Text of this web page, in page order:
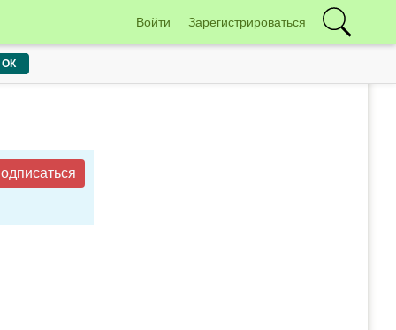
Войти Зарегистрироваться
ОК